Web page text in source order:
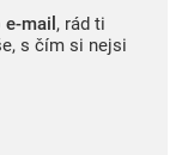
e-mail , rád ti
s čím si nejsi